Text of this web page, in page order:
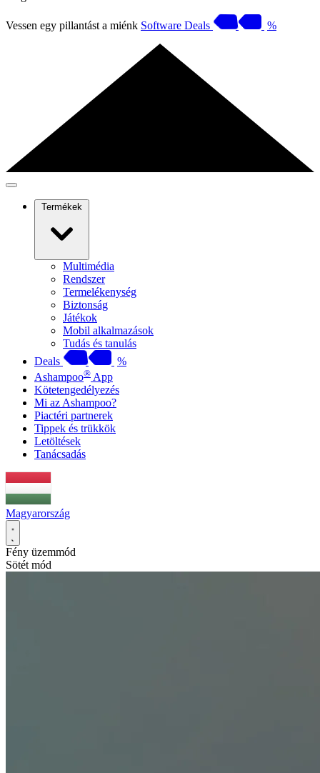
Vessen egy pillantást a miénk Software Deals %
Termékek
Multimédia
Rendszer
Termelékenység
Biztonság
Játékok
Mobil alkalmazások
Tudás és tanulás
Deals
%
Ashampoo® App
Kötetengedélyezés
Mi az Ashampoo?
Piactéri partnerek
Tippek és trükkök
Letöltések
Tanácsadás
Magyarország
Fény üzemmód
Sötét mód